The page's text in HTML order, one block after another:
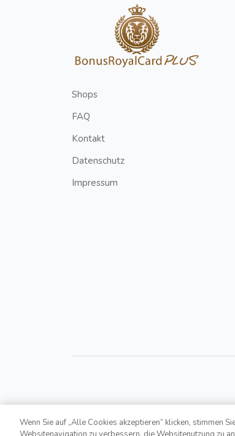
Shops
FAQ
Kontakt
Datenschutz
Impressum
Copyright © 2021,Bonusroyal.at. All
Wenn Sie auf „Alle Cookies akzeptieren“ klicken, stimmen